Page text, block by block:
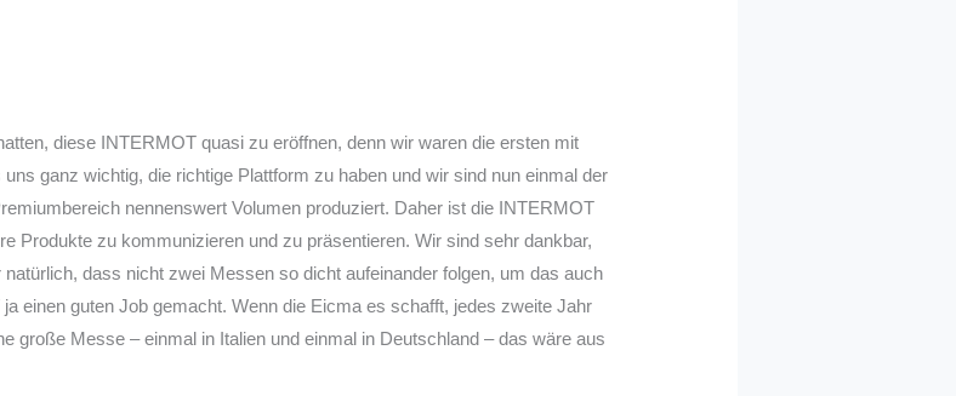
diese INTERMOT quasi zu eröffnen, denn wir waren die ersten mit
ganz wichtig, die richtige Plattform zu haben und wir sind nun einmal der
nennenswert Volumen produziert. Daher ist die INTERMOT
Produkte zu kommunizieren und zu präsentieren. Wir sind sehr dankbar,
dass nicht zwei Messen so dicht aufeinander folgen, um das auch
einen guten Job gemacht. Wenn die Eicma es schafft, jedes zweite Jahr
große Messe – einmal in Italien und einmal in Deutschland – das wäre aus